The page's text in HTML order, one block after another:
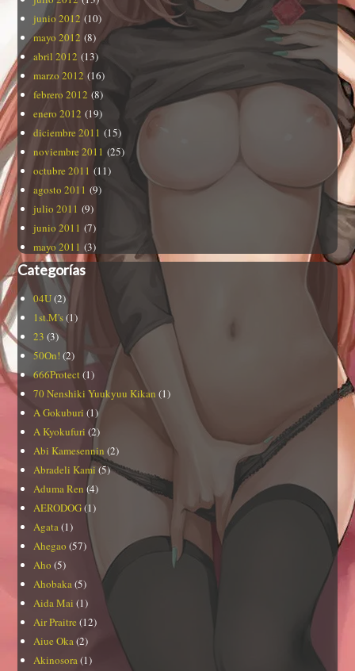
junio 2012 (10)
mayo 2012 (8)
abril 2012 (13)
marzo 2012 (16)
febrero 2012 (8)
enero 2012 (19)
diciembre 2011 (15)
noviembre 2011 (25)
octubre 2011 (11)
agosto 2011 (9)
julio 2011 (9)
junio 2011 (7)
mayo 2011 (3)
Categorías
04U(2)
1st.M's(1)
23 (3)
50On! (2)
666Protect(1)
70 Nenshiki Yuukyuu Kikan (1)
A Gokuburi (1)
A Kyokufuri (2)
Abi Kamesennin (2)
Abradeli Kami (5)
Aduma Ren (4)
AERODOG(1)
Agata(1)
Ahegao (57)
Aho (5)
Ahobaka(5)
Aida Mai (1)
Air Praitre (12)
Aiue Oka(2)
Akinosora(1)